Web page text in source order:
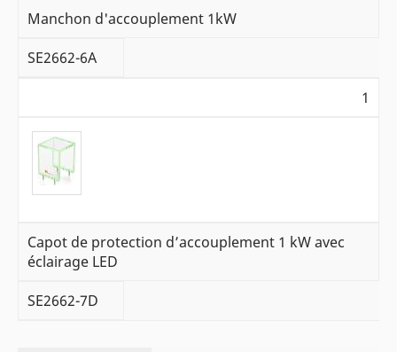
Manchon d'accouplement 1kW
SE2662-6A
1
Capot de protection d’accouplement 1 kW avec
éclairage LED
SE2662-7D